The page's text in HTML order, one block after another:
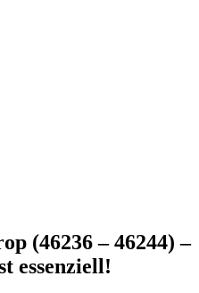
(46236 – 46244) –
essenziell!